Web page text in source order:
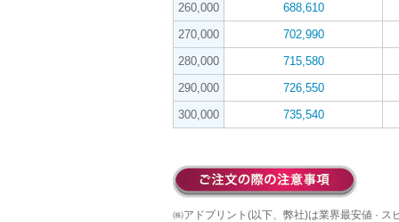
260,000
688,610
270,000
702,990
280,000
715,580
290,000
726,550
300,000
735,540
㈱アドプリント(以下、弊社)は業界最安値 ·